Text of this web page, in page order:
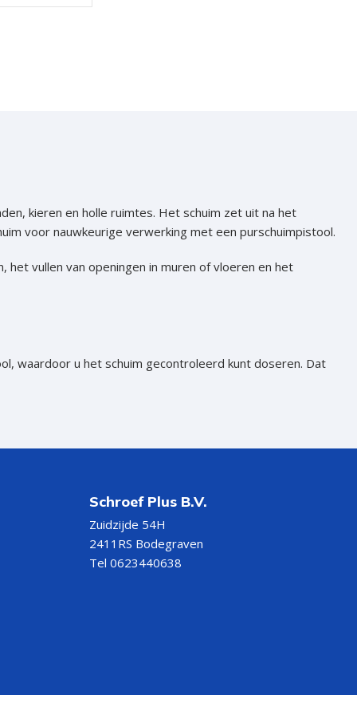
kieren en holle ruimtes. Het schuim zet uit na het
voor nauwkeurige verwerking met een purschuimpistool.
het vullen van openingen in muren of vloeren en het
waardoor u het schuim gecontroleerd kunt doseren. Dat
Schroef Plus B.V.
Zuidzijde 54H
2411RS Bodegraven
Tel 0623440638